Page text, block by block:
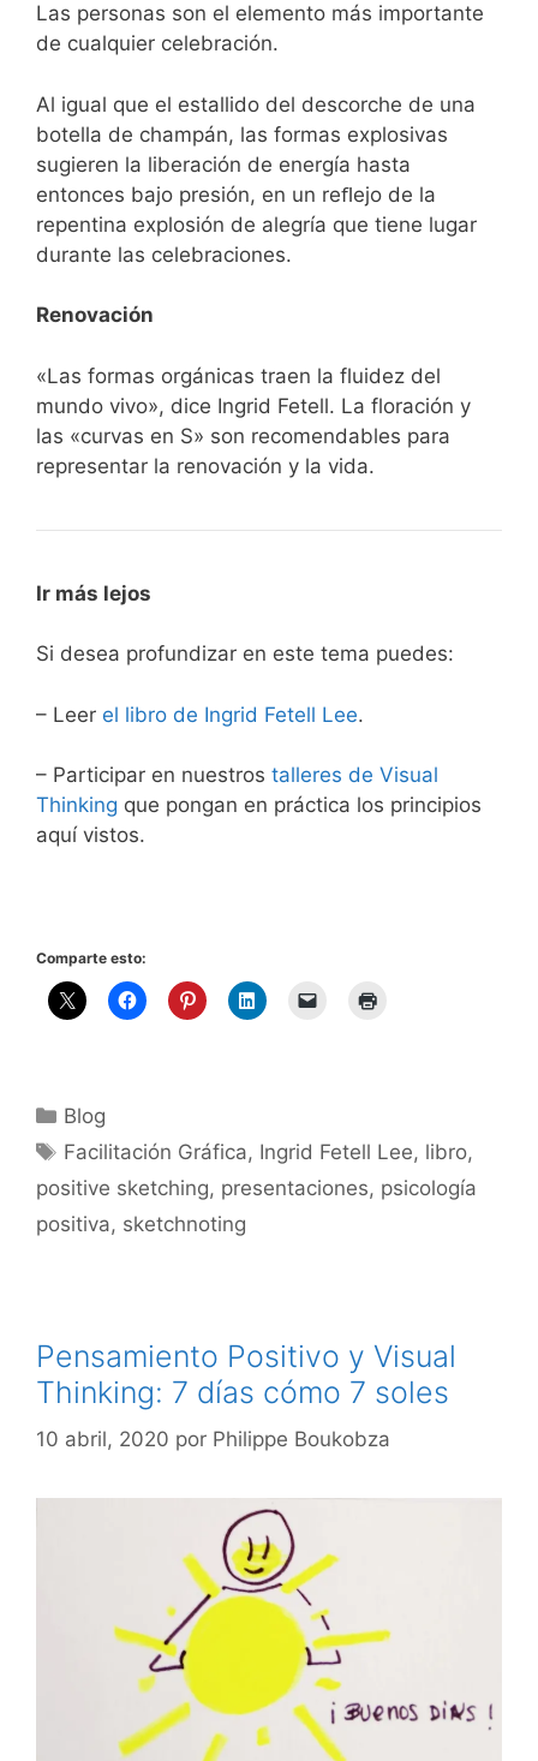
Las personas son el elemento más importante
de cualquier celebración.
Al igual que el estallido del descorche de una
botella de champán, las formas explosivas
sugieren la liberación de energía hasta
entonces bajo presión, en un reﬂejo de la
repentina explosión de alegría que tiene lugar
durante las celebraciones.
Renovación
«Las formas orgánicas traen la fluidez del
mundo vivo», dice Ingrid Fetell. La floración y
las «curvas en S» son recomendables para
representar la renovación y la vida.
Ir más lejos
Si desea profundizar en este tema puedes:
– Leer el libro de Ingrid Fetell Lee.
– Participar en nuestros talleres de Visual
Thinking que pongan en práctica los principios
aquí vistos.
Comparte esto:
Categorías
Blog
Etiquetas
Facilitación Gráfica, Ingrid Fetell Lee, libro,
positive sketching, presentaciones, psicología
positiva, sketchnoting
Pensamiento Positivo y Visual
Thinking: 7 días cómo 7 soles
10 abril, 2020 por Philippe Boukobza